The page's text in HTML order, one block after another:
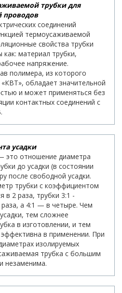
трубки для
проводов
соединений
термоусаживаемой
свойства трубки
материал трубки,
напряжение.
полимера, из которого
обладает значительной
и может применяться без
контактных соединений с
усадки
это отношение диаметра
до усадки (в состоянии
после свободной усадки.
трубки с коэффициентом
в 2 раза, трубки 3:1 -
а 4:1 — в четыре. Чем
тем сложнее
в изготовлении, и тем
в применении. При
изолируемых
трубка с большим
незаменима.